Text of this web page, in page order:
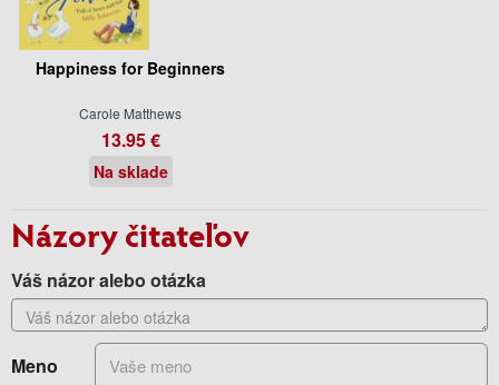
Happiness for Beginners
Carole Matthews
13.95 €
Na sklade
Názory čitateľov
Váš názor alebo otázka
Meno